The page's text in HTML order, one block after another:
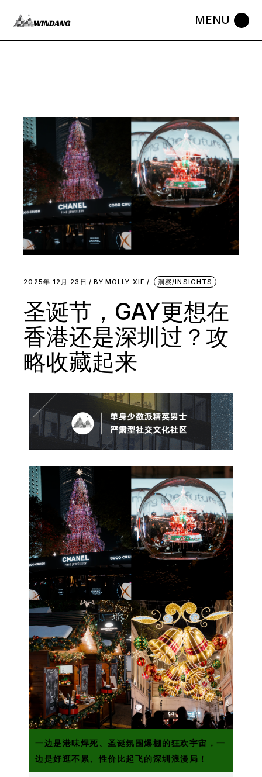
2025年 12月 23日 BY MOLLY.XIE 洞察/INSIGHTS
圣诞节，GAY更想在
香港还是深圳过？攻
略收藏起来
一边是港味焊死、圣诞氛围爆棚的狂欢宇宙，一
边是好逛不累、性价比起飞的深圳浪漫局！